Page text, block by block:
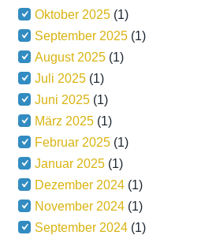
Oktober 2025 (1)
September 2025 (1)
August 2025 (1)
Juli 2025 (1)
Juni 2025 (1)
März 2025 (1)
Februar 2025 (1)
Januar 2025 (1)
Dezember 2024 (1)
November 2024 (1)
September 2024 (1)